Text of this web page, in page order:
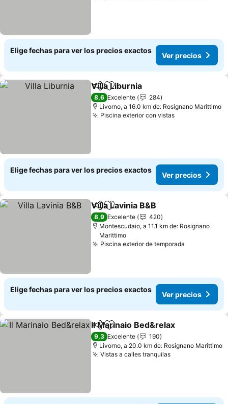
Elige fechas para ver los precios exactos
Ver precios
CompartirAgregar a favoritos
Villa Liburnia
8,6 Excelente
284
Livorno, a 16.0 km de: Rosignano Marittimo
Piscina exterior con vistas
Elige fechas para ver los precios exactos
Ver precios
CompartirAgregar a favoritos
Villa Lavinia B&B
8,9 Excelente
420
Montescudaio, a 11.1 km de: Rosignano
Marittimo
Piscina exterior de temporada
Elige fechas para ver los precios exactos
Ver precios
CompartirAgregar a favoritos
Il Marinaio Bed&relax
9,3 Excelente
190
Livorno, a 20.0 km de: Rosignano Marittimo
Vistas a calles tranquilas